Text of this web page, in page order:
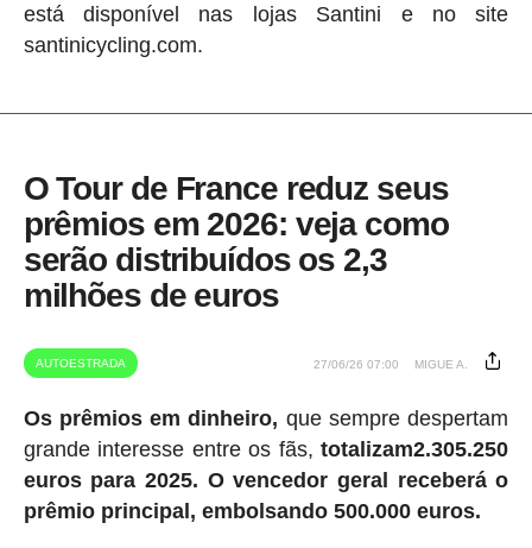
está disponível nas lojas Santini e no site
santinicycling.com.
O Tour de France reduz seus
prêmios em 2026: veja como
serão distribuídos os 2,3
milhões de euros
AUTOESTRADA 27/06/26 07:00 MIGUE A.
Os prêmios em dinheiro, que sempre despertam
grande interesse entre os fãs,totalizam2.305.250
euros para 2025. O vencedor geral receberá o
prêmio principal, embolsando 500.000 euros.